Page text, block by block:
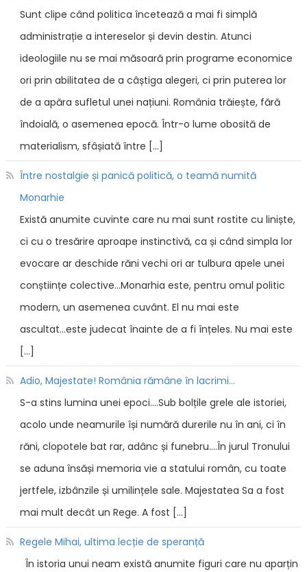
Sunt clipe când politica încetează a mai fi simplă
administrație a intereselor și devin destin. Atunci
ideologiile nu se mai măsoară prin programe economice
ori prin abilitatea de a câștiga alegeri, ci prin puterea lor
de a apăra sufletul unei națiuni. România trăiește, fără
îndoială, o asemenea epocă. Într-o lume obosită de
materialism, sfâșiată între […]
Între nostalgie și panică politică, o teamă numită
Monarhie
Există anumite cuvinte care nu mai sunt rostite cu liniște,
ci cu o tresărire aproape instinctivă, ca și când simpla lor
evocare ar deschide răni vechi ori ar tulbura apele unei
conștiințe colective...Monarhia este, pentru omul politic
modern, un asemenea cuvânt. El nu mai este
ascultat...este judecat înainte de a fi înțeles. Nu mai este
[…]
Adio, Majestate! România rămâne în lacrimi...
S-a stins lumina unei epoci....Sub bolțile grele ale istoriei,
acolo unde neamurile își numără durerile nu în ani, ci în
răni, clopotele bat rar, adânc și funebru....În jurul Tronului
se aduna însăși memoria vie a statului român, cu toate
jertfele, izbânzile și umilințele sale. Majestatea Sa a fost
mai mult decât un Rege. A fost […]
Regele Mihai, ultima lecție de speranță
În istoria unui neam există anumite figuri care nu aparțin